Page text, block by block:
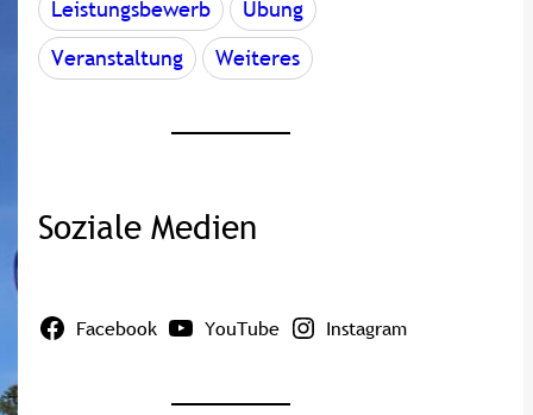
Leistungsbewerb
Übung
Veranstaltung
Weiteres
Soziale Medien
Facebook YouTube Instagram